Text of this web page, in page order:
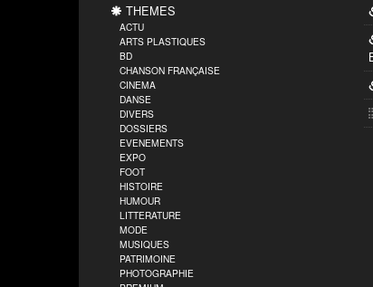
THEMES
ACTU
ARTS PLASTIQUES
BD
CHANSON FRANÇAISE
CINEMA
DANSE
DIVERS
DOSSIERS
EVENEMENTS
EXPO
FOOT
HISTOIRE
HUMOUR
LITTERATURE
MODE
MUSIQUES
PATRIMOINE
PHOTOGRAPHIE